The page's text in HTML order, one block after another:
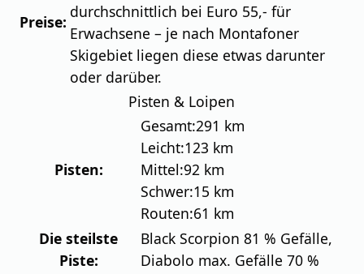
Preise:
durchschnittlich bei Euro 55,- für
Erwachsene – je nach Montafoner
Skigebiet liegen diese etwas darunter
oder darüber.
Pisten & Loipen
Pisten:
Gesamt:291 km
Leicht:123 km
Mittel:92 km
Schwer:15 km
Routen:61 km
Die steilste
Piste:
Black Scorpion 81 % Gefälle,
Diabolo max. Gefälle 70 %